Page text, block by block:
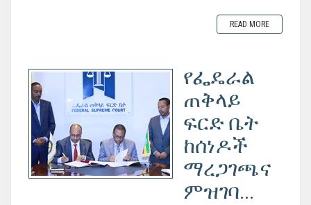
READ MORE
የፌዴራል
ጠቅላይ
ፍርድ ቤት
ከሰነዶች
ማረጋገጫና
ምዝገባ...